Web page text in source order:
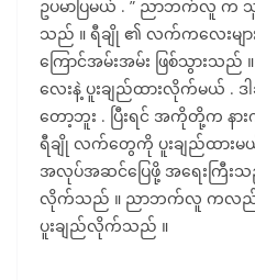
ဥပမာပြမယ် . ” ညာဘက်လူ
သည် ။ ရီချို ၏ လက်ကလေးမျ
ကြောင်အမ်းအမ်း ဖြစ်သွားသ
လေးနဲ့ ပူးချည်ထားလိုက်မယ် .
တော့ဘူး . ပြီးရင် အကိုတို့က နာ
ရီချို လက်တွေကို ပူးချည်ထားမ
အလုပ်အဆင်ပြေဖို့ အရေးကြီးသ
လိုက်သည် ။ ညာဘက်လူ ကလည်း
ပူးချည်လိုက်သည် ။